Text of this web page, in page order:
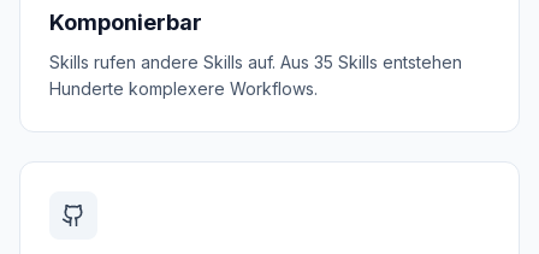
Komponierbar
Skills rufen andere Skills auf. Aus 35 Skills entstehen
Hunderte komplexere Workflows.